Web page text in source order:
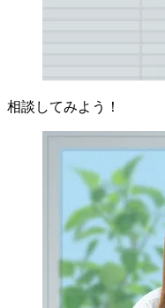
相談してみよう！